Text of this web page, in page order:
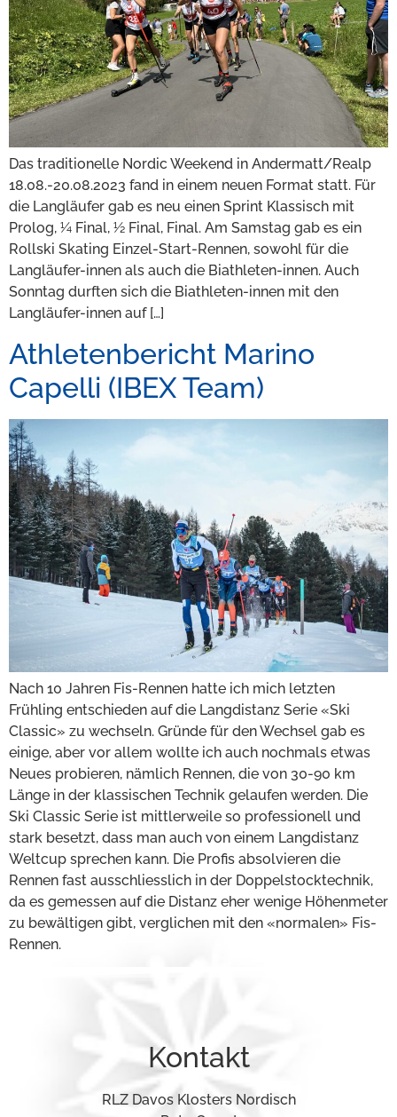
Das traditionelle Nordic Weekend in Andermatt/Realp
18.08.-20.08.2023 fand in einem neuen Format statt. Für
die Langläufer gab es neu einen Sprint Klassisch mit
Prolog, ¼ Final, ½ Final, Final. Am Samstag gab es ein
Rollski Skating Einzel-Start-Rennen, sowohl für die
Langläufer-innen als auch die Biathleten-innen. Auch
Sonntag durften sich die Biathleten-innen mit den
Langläufer-innen auf […]
Athletenbericht Marino
Capelli (IBEX Team)
Nach 10 Jahren Fis-Rennen hatte ich mich letzten
Frühling entschieden auf die Langdistanz Serie «Ski
Classic» zu wechseln. Gründe für den Wechsel gab es
einige, aber vor allem wollte ich auch nochmals etwas
Neues probieren, nämlich Rennen, die von 30-90 km
Länge in der klassischen Technik gelaufen werden. Die
Ski Classic Serie ist mittlerweile so professionell und
stark besetzt, dass man auch von einem Langdistanz
Weltcup sprechen kann. Die Profis absolvieren die
Rennen fast ausschliesslich in der Doppelstocktechnik,
da es gemessen auf die Distanz eher wenige Höhenmeter
zu bewältigen gibt, verglichen mit den «normalen» Fis-
Rennen.
Kontakt
RLZ Davos Klosters Nordisch